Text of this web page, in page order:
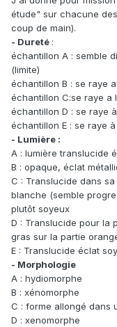
étude" sur chacune
coup de main).
- Dureté :
échantillon A : semble
(limite)
échantillon B : se raye
échantillon C:se raye a
échantillon D : se raye
échantillon E : se raye
- Lumière :
A : lumière translucide
B : opaque, éclat
C : Translucide dans
blanche (semble
plutôt soyeux
D : Translucide pour la
gras sur la partie
E : Translucide éclat
- Morphologie
A : hydiomorphe
B : xénomorphe
C : forme allongé dans
D : xenomorphe